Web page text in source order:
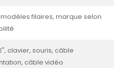
filaires, marque selon
clavier, souris, câble
câble vidéo